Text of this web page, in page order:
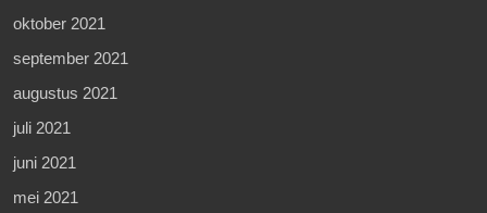
oktober 2021
september 2021
augustus 2021
juli 2021
juni 2021
mei 2021